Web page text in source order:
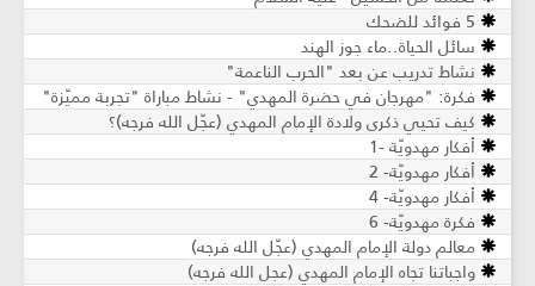
5 فوائد للضحك
سائل الحياة..ماء جوز الهند
نشاط تدريب عن بعد "الحرب الناعمة"
فكرة: "مهرجان في حضرة المهدي" - نشاط مباراة "تجربة مميّزة"
كيف تحيي ذكرى ولادة الإمام المهدي (عجّل الله فرجه)؟
أفكار مهدويّة -1
أفكار مهدويّة- 2
أفكار مهدويّة- 4
فكرة مهدويّة- 6
معالم دولة الإمام المهدي (عجّل الله فرجه)
واجباتنا تجاه الإمام المهدي (عجل الله فرجه)